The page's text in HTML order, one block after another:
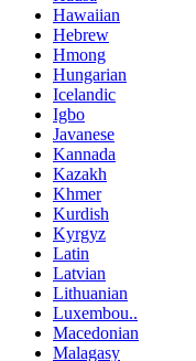
Hawaiian
Hebrew
Hmong
Hungarian
Icelandic
Igbo
Javanese
Kannada
Kazakh
Khmer
Kurdish
Kyrgyz
Latin
Latvian
Lithuanian
Luxembou..
Macedonian
Malagasy